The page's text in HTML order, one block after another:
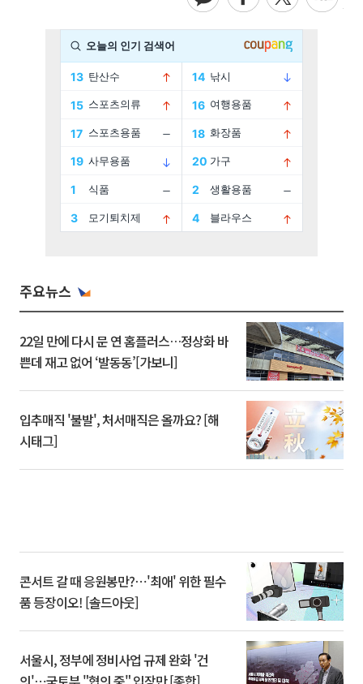
주요뉴스
22일 만에 다시 문 연 홈플러스…정상화 바
쁜데 재고 없어 ‘발동동’[가보니]
입추매직 '불발', 처서매직은 올까요? [해
시태그]
콘서트 갈 때 응원봉만?⋯'최애' 위한 필수
품 등장이오! [솔드아웃]
서울시, 정부에 정비사업 규제 완화 '건